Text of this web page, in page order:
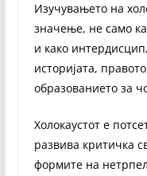
Изучувањето на
значење, не само
и како
историјата,
образованието за
Холокаустот е
развива критичка
формите на